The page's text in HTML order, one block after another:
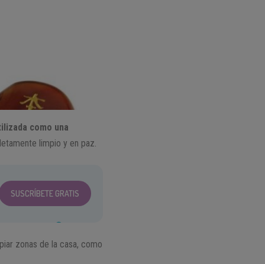
como una
limpio y en paz.
SUSCRÍBETE GRATIS
zonas de la casa, como